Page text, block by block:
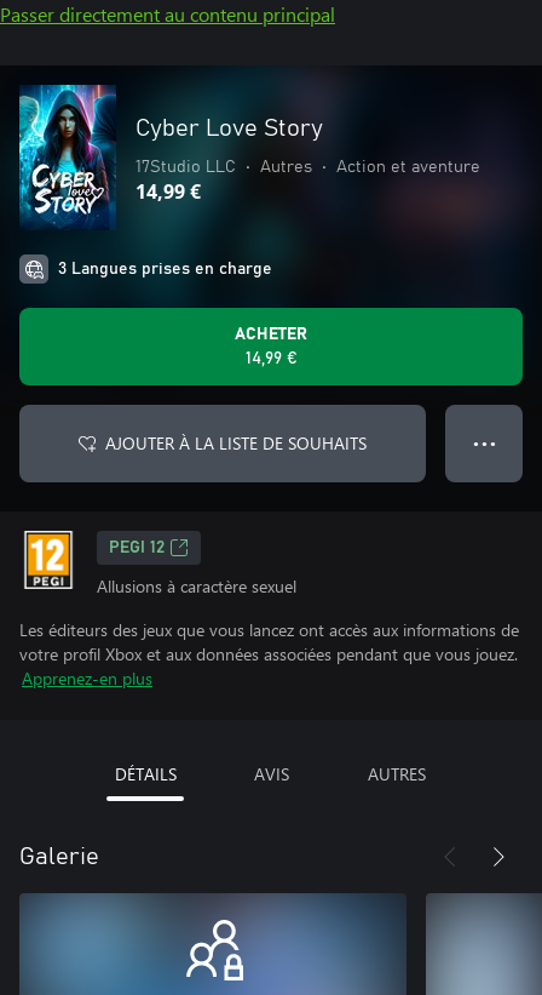
Passer directement au contenu principal
Cyber Love Story
17Studio LLC • Autres • Action et aventure
14,99 €
3 Langues prises en charge
ACHETER
14,99 €
AJOUTER À LA LISTE DE SOUHAITS ● ● ●
PEGI 12
Allusions à caractère sexuel
Les éditeurs des jeux que vous lancez ont accès aux informations de
votre profil Xbox et aux données associées pendant que vous jouez.
Apprenez-en plus
DÉTAILS AVIS AUTRES
Galerie